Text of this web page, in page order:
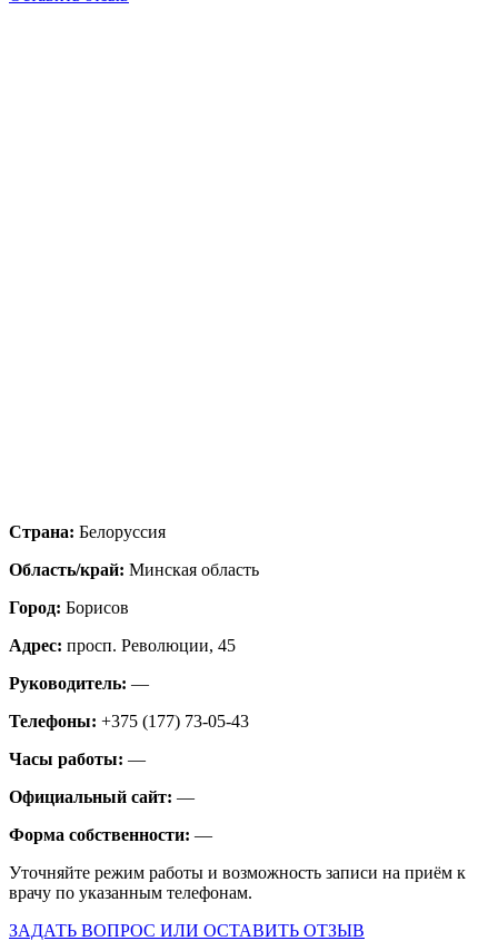
Страна: Белоруссия
Область/край: Минская область
Город: Борисов
Адрес: просп. Революции, 45
Руководитель: —
Телефоны: +375 (177) 73-05-43
Часы работы: —
Официальный сайт: —
Форма собственности: —
Уточняйте режим работы и возможность записи на приём к
врачу по указанным телефонам.
ЗАДАТЬ ВОПРОС ИЛИ ОСТАВИТЬ ОТЗЫВ